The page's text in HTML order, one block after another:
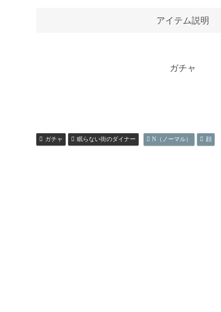
アイテム説明
ガチャ
ガチャ 眠らない街のダイナー N（ノーマル） 顔